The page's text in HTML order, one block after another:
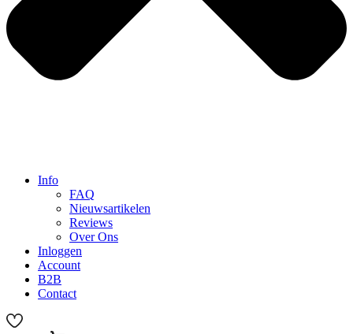
Info
FAQ
Nieuwsartikelen
Reviews
Over Ons
Inloggen
Account
B2B
Contact